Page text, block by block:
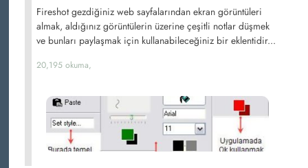
Fireshot gezdiğiniz web sayfalarından ekran görüntüleri
almak, aldığınız görüntülerin üzerine çeşitli notlar düşmek
ve bunları paylaşmak için kullanabileceğiniz bir eklentidir...
20,195 okuma,